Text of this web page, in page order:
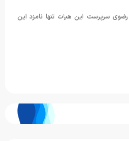
سرپرست این هیات تنها نامزد این